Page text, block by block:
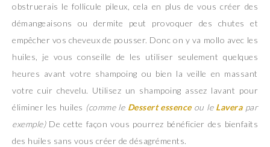
obstruerais le follicule pileux, cela en plus de vous créer des
démangeaisons ou dermite peut provoquer des chutes et
empêcher vos cheveux de pousser. Donc on y va mollo avec les
huiles, je vous conseille de les utiliser seulement quelques
heures avant votre shampoing ou bien la veille en massant
votre cuir chevelu. Utilisez un shampoing assez lavant pour
éliminer les huiles (comme le Dessert essenceou le Laverapar
exemple)De cette façon vous pourrez bénéficier des bienfaits
des huiles sans vous créer de désagréments.